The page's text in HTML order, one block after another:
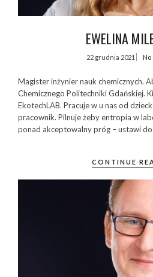
EWELINA
22 grudnia 2021
Magister inżynier nauk chemicznych.
Chemicznego Politechniki Gdańskiej.
EkotechLAB. Pracuje w u nas od
pracownik. Pilnuje żeby entropia w
ponad akceptowalny próg – ustawi
CONTINUE